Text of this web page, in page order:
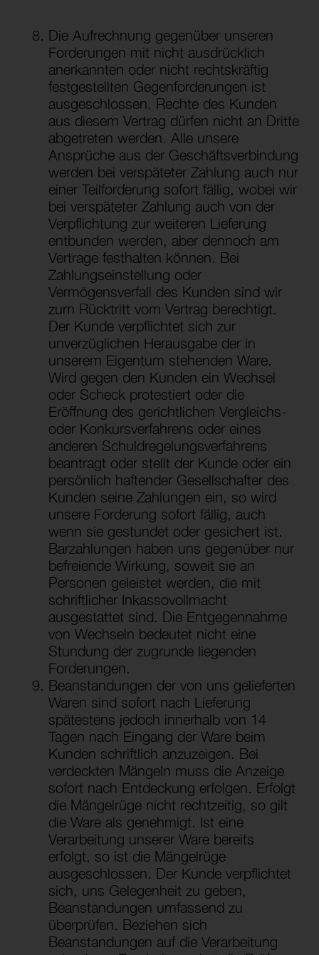
Die Aufrechnung gegenüber unseren
Forderungen mit nicht ausdrücklich
anerkannten oder nicht rechtskräftig
festgestellten Gegenforderungen ist
ausgeschlossen. Rechte des Kunden
aus diesem Vertrag dürfen nicht an Dritte
abgetreten werden. Alle unsere
Ansprüche aus der Geschäftsverbindung
werden bei verspäteter Zahlung auch nur
einer Teilforderung sofort fällig, wobei wir
bei verspäteter Zahlung auch von der
Verpflichtung zur weiteren Lieferung
entbunden werden, aber dennoch am
Vertrage festhalten können. Bei
Zahlungseinstellung oder
Vermögensverfall des Kunden sind wir
zum Rücktritt vom Vertrag berechtigt.
Der Kunde verpflichtet sich zur
unverzüglichen Herausgabe der in
unserem Eigentum stehenden Ware.
Wird gegen den Kunden ein Wechsel
oder Scheck protestiert oder die
Eröffnung des gerichtlichen Vergleichs-
oder Konkursverfahrens oder eines
anderen Schuldregelungsverfahrens
beantragt oder stellt der Kunde oder ein
persönlich haftender Gesellschafter des
Kunden seine Zahlungen ein, so wird
unsere Forderung sofort fällig, auch
wenn sie gestundet oder gesichert ist.
Barzahlungen haben uns gegenüber nur
befreiende Wirkung, soweit sie an
Personen geleistet werden, die mit
schriftlicher Inkassovollmacht
ausgestattet sind. Die Entgegennahme
von Wechseln bedeutet nicht eine
Stundung der zugrunde liegenden
Forderungen.
Beanstandungen der von uns gelieferten
Waren sind sofort nach Lieferung
spätestens jedoch innerhalb von 14
Tagen nach Eingang der Ware beim
Kunden schriftlich anzuzeigen. Bei
verdeckten Mängeln muss die Anzeige
sofort nach Entdeckung erfolgen. Erfolgt
die Mängelrüge nicht rechtzeitig, so gilt
die Ware als genehmigt. Ist eine
Verarbeitung unserer Ware bereits
erfolgt, so ist die Mängelrüge
ausgeschlossen. Der Kunde verpflichtet
sich, uns Gelegenheit zu geben,
Beanstandungen umfassend zu
überprüfen. Beziehen sich
Beanstandungen auf die Verarbeitung